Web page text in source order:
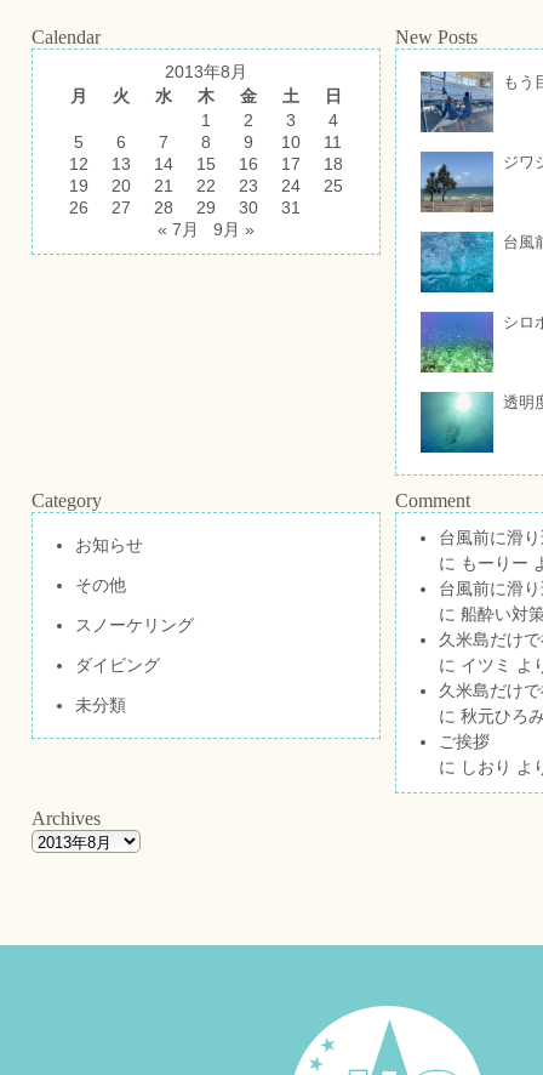
Calendar
2013年8月
月
火 水 木 金 土
日
1
2 3
4
5
6 7 8 9 10
11
12
13 14 15 16 17
18
19
20 21 22 23 24
25
26
27 28 29 30
31
« 7月
9月 »
New Posts
もう
ジワ
台風
シロ
透明
Category
お知らせ
その他
スノーケリング
ダイビング
未分類
Comment
台風前に滑
に もーりー
台風前に滑
に 船酔い対
久米島だけ
に イツミ よ
久米島だけ
に 秋元ひろ
ご挨拶
に しおり よ
Archives